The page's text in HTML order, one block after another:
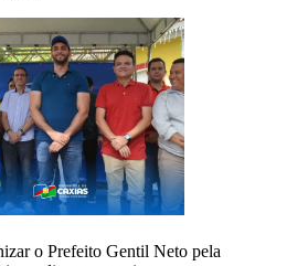
o Prefeito Gentil Neto pela